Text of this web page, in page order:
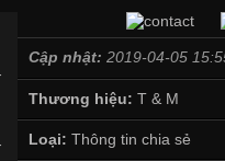
Cập nhật: 2019-04-05
Thương hiệu:T & M
Loại: Thông tin chia sẻ